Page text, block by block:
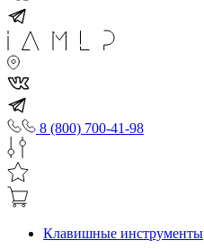
8 (800) 700-41-98
Клавишные инструменты